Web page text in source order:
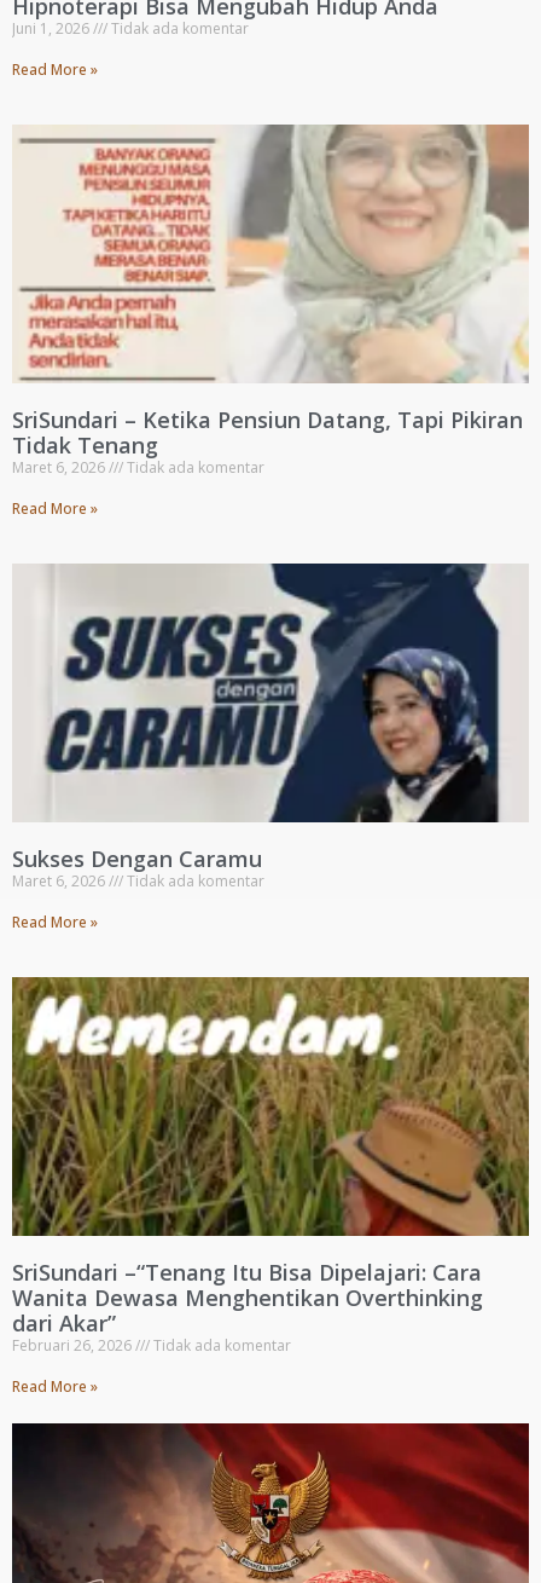
Hipnoterapi Bisa Mengubah Hidup Anda
Juni 1, 2026
Tidak ada komentar
Read More »
SriSundari – Ketika Pensiun Datang, Tapi Pikiran
Tidak Tenang
Maret 6, 2026
Tidak ada komentar
Read More »
Sukses Dengan Caramu
Maret 6, 2026
Tidak ada komentar
Read More »
SriSundari –“Tenang Itu Bisa Dipelajari: Cara
Wanita Dewasa Menghentikan Overthinking
dari Akar”
Februari 26, 2026
Tidak ada komentar
Read More »